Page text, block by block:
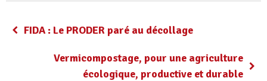
FIDA : Le PRODER paré au décollage
Vermicompostage, pour une agriculture
écologique, productive et durable